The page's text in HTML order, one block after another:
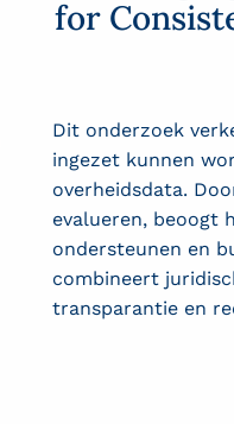
for
Dit onderzoek
ingezet kunnen
overheidsdata.
evalueren, beoogt
ondersteunen en
combineert
transparantie en